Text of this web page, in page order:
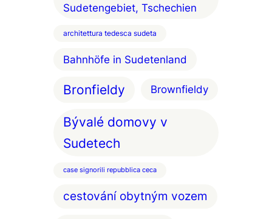
Sudetengebiet, Tschechien
architettura tedesca sudeta
Bahnhöfe in Sudetenland
Bronfieldy Brownfieldy
Bývalé domovy v
Sudetech
case signorili repubblica ceca
cestování obytným vozem